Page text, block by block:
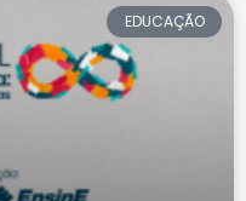
EDUCAÇÃO